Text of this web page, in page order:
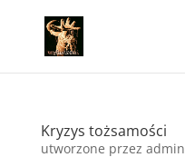
Kryzys tożsamości
utworzone przez admin